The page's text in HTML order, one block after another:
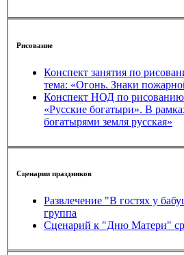
Рисование
Конспект занятия по
тема: «Огонь. Знаки
Конспект НОД по рисованию в старшей группе
«Русские богатыри». В рамках
богатырями земля русская»
Сценарии праздников
Развлечение "В гостях у
группа
Сценарий к "Дню Матери"